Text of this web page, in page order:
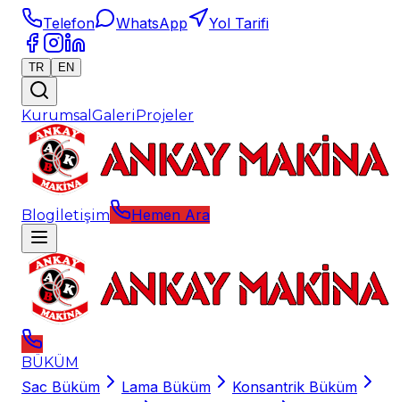
Telefon WhatsApp Yol Tarifi
TR EN
Kurumsal GaleriProjeler
Blogİletişim Hemen Ara
BÜKÜM
Sac Büküm Lama Büküm
Konsantrik Büküm